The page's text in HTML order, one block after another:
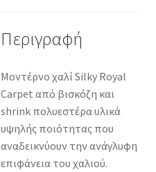
Περιγραφή
Μοντέρνο χαλί Silky Royal
Carpet από βισκόζη και
shrink πολυεστέρα υλικά
υψηλής ποιότητας που
αναδεικνύουν την ανάγλυφη
επιφάνεια του χαλιού.